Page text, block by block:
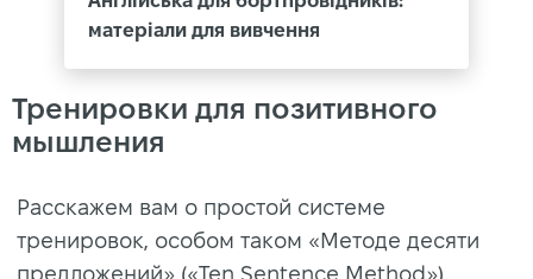
матеріали для вивчення
Тренировки для позитивного
мышления
Расскажем вам о простой системе
тренировок, особом таком «Методе десяти
предложений» («Ten Sentence Method»).